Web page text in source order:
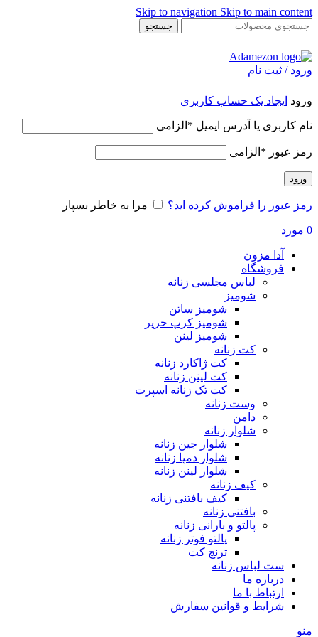
Skip to navigation Skip to main content
جستجو
ورود / ثبت نام
ورود ایجاد یک حساب کاربری
نام کاربری یا آدرس ایمیل * الزامی
رمز عبور * الزامی
ورود
رمز عبور را فراموش کرده اید؟ مرا به خاطر بسپار
0 مورد
آدا مزون
فروشگاه
لباس مجلسی زنانه
شومیز
شومیز ساتن
شومیز کرپ حریر
شومیز لینن
کت زنانه
کت ژاکارد زنانه
کت لینن زنانه
کت تک زنانه اسپرت
وست زنانه
دامن
شلوار زنانه
شلوار جین زنانه
شلوار دمپا زنانه
شلوار لینن زنانه
کیف زنانه
کیف بافتنی زنانه
بافتنی زنانه
پالتو و بارانی زنانه
پالتو فوتر زنانه
ترنچ کت
ست لباس زنانه
درباره ما
ارتباط با ما
شرایط و قوانین سفارش
منو